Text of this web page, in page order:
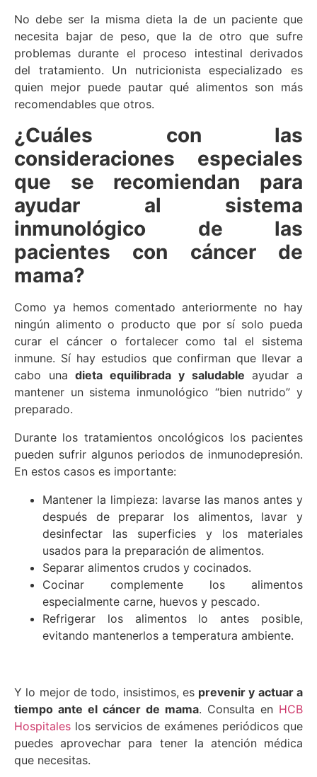
No debe ser la misma dieta la de un paciente que
necesita bajar de peso, que la de otro que sufre
problemas durante el proceso intestinal derivados
del tratamiento. Un nutricionista especializado es
quien mejor puede pautar qué alimentos son más
recomendables que otros.
¿Cuáles con las
consideraciones especiales
que se recomiendan para
ayudar al sistema
inmunológico de las
pacientes con cáncer de
mama?
Como ya hemos comentado anteriormente no hay
ningún alimento o producto que por sí solo pueda
curar el cáncer o fortalecer como tal el sistema
inmune. Sí hay estudios que confirman que llevar a
cabo unadieta equilibrada y saludable ayudar a
mantener un sistema inmunológico “bien nutrido” y
preparado.
Durante los tratamientos oncológicos los pacientes
pueden sufrir algunos periodos de inmunodepresión.
En estos casos es importante:
Mantener la limpieza: lavarse las manos antes y
después de preparar los alimentos, lavar y
desinfectar las superficies y los materiales
usados para la preparación de alimentos.
Separar alimentos crudos y cocinados.
Cocinar complemente los alimentos
especialmente carne, huevos y pescado.
Refrigerar los alimentos lo antes posible,
evitando mantenerlos a temperatura ambiente.
Y lo mejor de todo, insistimos, es prevenir y actuar a
tiempo ante el cáncer de mama. Consulta en HCB
Hospitales los servicios de exámenes periódicos que
puedes aprovechar para tener la atención médica
que necesitas.